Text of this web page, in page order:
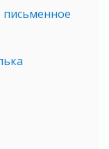
письменное